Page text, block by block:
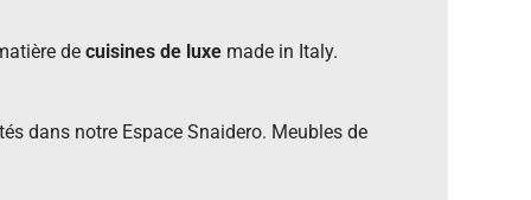
decuisines de luxe made in Italy.
dans notre Espace Snaidero. Meubles de